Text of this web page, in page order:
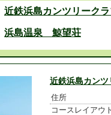
近鉄浜島カンツリーク
浜島温泉 鯨望荘
近鉄浜島カンツ
住所
コースレイアウ